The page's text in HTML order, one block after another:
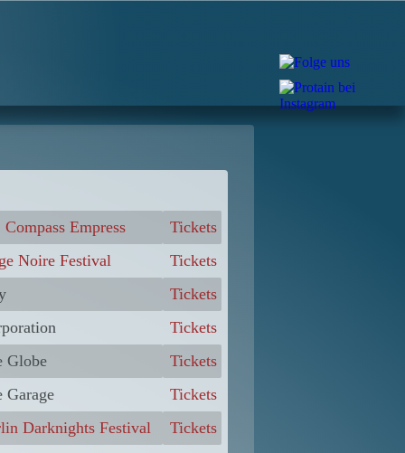
Empress
Tickets
Noire Festival
Tickets
Tickets
Tickets
Globe
Tickets
Garage
Tickets
Darknights Festival
Tickets